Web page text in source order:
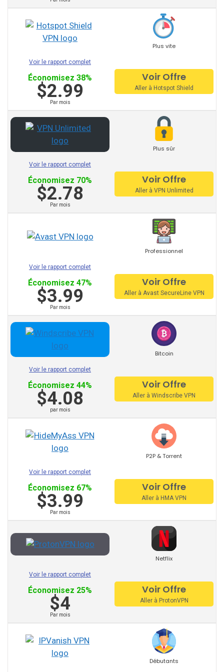
vous offre des services de qualité.En général, ils
maintiennent
Les principaux VPN
pour Windows sont les suivants
Fournisseurs de services à
valeur ajoutée:
NordVPN
Ipvanish
ExpressVPN
Windscribe
Cyberghost
Avast VPN
ProtonVPN
Hotspot Shield
Astrill
PrivateVPN
SaferVPN
Zenmate
Surfshark
Other recommended
suppliers:
PureVPN
VyprVPN
TorGuard
StrongVPN
Trust Zone VPN
Surfeasy
Norton VPN
Plus vite
Voir le rapport complet
Économisez 38%
$2.99
Par mois
Voir Offre
Aller à Hotspot Shield
Plus sûr
Voir le rapport complet
Économisez 70%
$2.78
Par mois
Voir Offre
Aller à VPN Unlimited
Professionnel
Voir le rapport complet
Économisez 47%
$3.99
Par mois
Voir Offre
Aller à Avast SecureLine VPN
Bitcoin
Voir le rapport complet
Économisez 44%
$4.08
par mois
Voir Offre
Aller à Windscribe VPN
P2P & Torrent
Voir le rapport complet
Économisez 67%
$3.99
Par mois
Voir Offre
Aller à HMA VPN
Netflix
Voir le rapport complet
Économisez 25%
$4
Par mois
Voir Offre
Aller à ProtonVPN
Débutants